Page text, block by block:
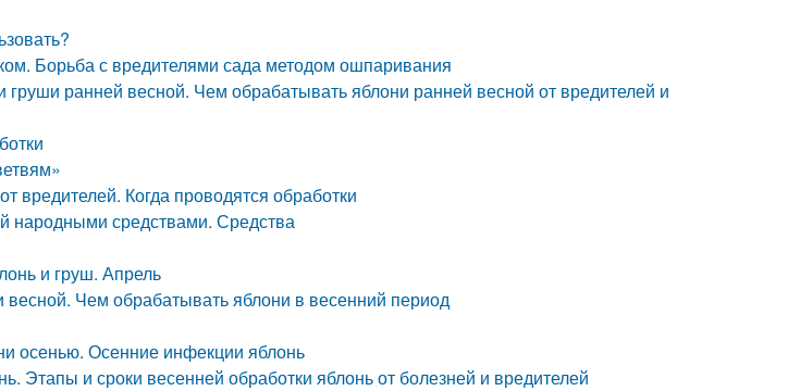
Борьба с вредителями сада методом ошпаривания
груши ранней весной. Чем обрабатывать яблони ранней весной от вредителей и
вредителей. Когда проводятся обработки
народными средствами. Средства
и груш. Апрель
Чем обрабатывать яблони в весенний период
осенью. Осенние инфекции яблонь
Этапы и сроки весенней обработки яблонь от болезней и вредителей